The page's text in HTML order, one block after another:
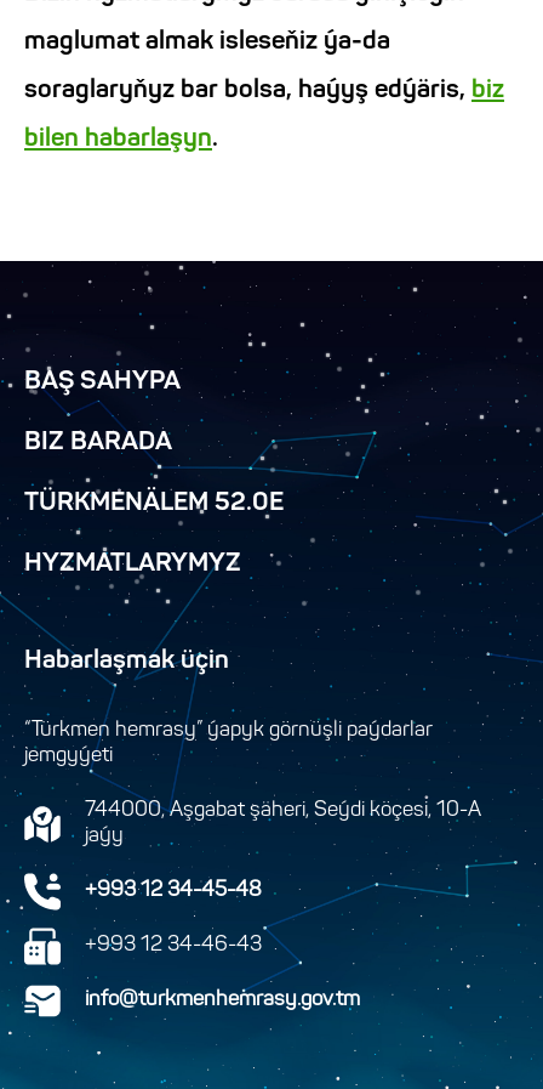
maglumat almak isleseňiz ýa-da
soraglaryňyz bar bolsa, haýyş edýäris, biz
bilen habarlaşyn.
BAŞ SAHYPA
BIZ BARADA
TÜRKMENÄLEM 52.0E
HYZMATLARYMYZ
Habarlaşmak üçin
“Türkmen hemrasy” ýapyk görnüşli paýdarlar
jemgyýeti
744000, Aşgabat şäheri, Seýdi köçesi, 10-A
jaýy
+993 12 34-45-48
+993 12 34-46-43
info@turkmenhemrasy.gov.tm